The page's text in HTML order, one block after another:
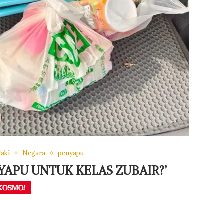
Negara penyapu
UNTUK KELAS ZUBAIR?’